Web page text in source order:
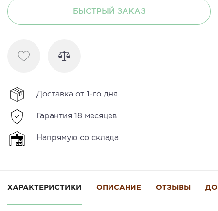
БЫСТРЫЙ ЗАКАЗ
Доставка от 1-го дня
Гарантия 18 месяцев
Напрямую со склада
ХАРАКТЕРИСТИКИ ОПИСАНИЕ ОТЗЫВЫ